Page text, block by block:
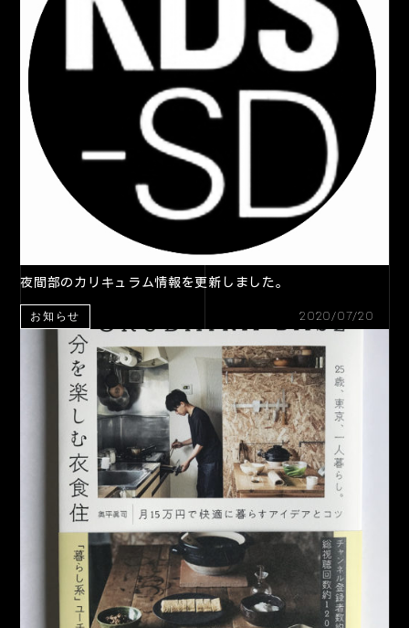
夜間部のカリキュラム情報を更新しました。
お知らせ 2020/07/20